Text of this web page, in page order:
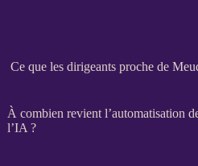
Ce que les dirigeants proche de
À combien revient l’automatisation
l’IA ?